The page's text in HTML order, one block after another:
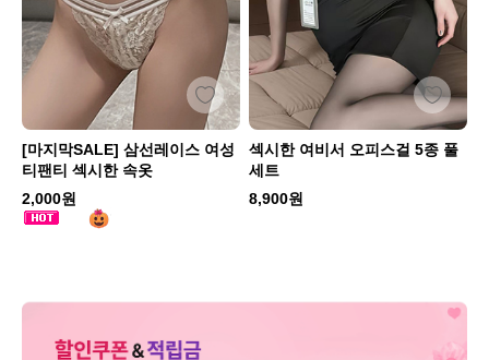
[마지막SALE] 삼선레이스 여성
티팬티 섹시한 속옷
2,000원
섹시한 여비서 오피스걸 5종 풀
세트
8,900원